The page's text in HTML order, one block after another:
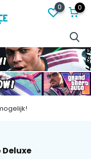
0 0